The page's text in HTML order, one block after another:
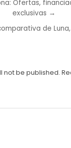
Ofertas,
exclusivas →
de Luna,
not be published.